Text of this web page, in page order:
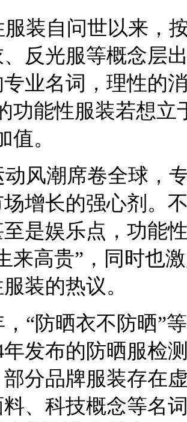
装自问世以来，
、反光服等概念层
业名词，理性的
功能性服装若想
值。
风潮席卷全球，
增长的强心剂。
是娱乐点，功能
来高贵”，同时也
装的热议。
“防晒衣不防晒”
年发布的防晒服检
分品牌服装存在
料、科技概念等名